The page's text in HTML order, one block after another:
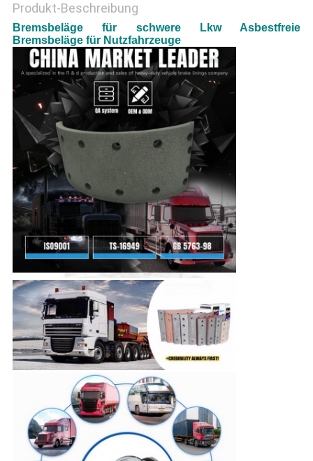
Produkt-Beschreibung
Bremsbeläge für schwere Lkw Asbestfreie
Bremsbeläge für Nutzfahrzeuge